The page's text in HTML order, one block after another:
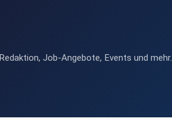
Job-Angebote, Events und mehr.